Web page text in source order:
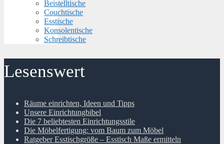
Beistelltische
Couchtische
Esstische
Konsolentische
Schreibtische
Lesenswert
Räume einrichten, Ideen und Tipps
Unsere Einrichtungbibel
Die 7 beliebtesten Einrichtungsstile
Die Möbelfertigung: vom Baum zum Möbel
Ratgeber Esstischgröße – Esstisch Maße ermitteln